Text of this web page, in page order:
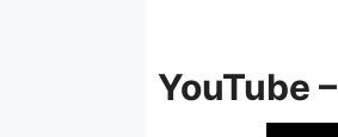
YouTube –